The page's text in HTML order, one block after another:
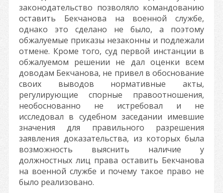
законодательство позволяло командованию
оставить Бекчанова на военной службе,
однако это сделано не было, а поэтому
обжалуемые приказы незаконны и подлежали
отмене. Кроме того, суд первой инстанции в
обжалуемом решении не дал оценки всем
доводам Бекчанова, не привел в обоснование
своих выводов нормативные акты,
регулирующие спорные правоотношения,
необоснованно не истребовал и не
исследовал в судебном заседании имевшие
значения для правильного разрешения
заявления доказательства, из которых была
возможность выяснить наличие у
должностных лиц права оставить Бекчанова
на военной службе и почему такое право не
было реализовано.